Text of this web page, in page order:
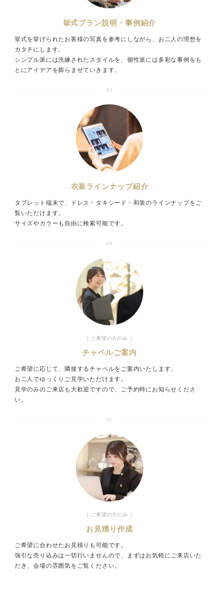
挙式プラン説明・事例紹介
挙式を挙げられたお客様の写真を参考にしながら、お二人の理想を
カタチにします。
シンプル派には洗練されたスタイルを、個性派には多彩な事例をも
とにアイデアを膨らませていきます。
03
衣装ラインナップ紹介
タブレット端末で、ドレス・タキシード・和装のラインナップをご
覧いただけます。
サイズやカラーも自由に検索可能です。
04
［ ご希望の方のみ ］
チャペルご案内
ご希望に応じて、隣接するチャペルをご案内いたします。
お二人でゆっくりご見学いただけます。
見学のみのご来店も大歓迎ですので、ご予約時にお知らせくださ
い。
05
［ ご希望の方のみ ］
お見積り作成
ご希望に合わせたお見積りも可能です。
強引な売り込みは一切行いませんので、まずはお気軽にご来店いた
だき、会場の雰囲気をご覧ください。